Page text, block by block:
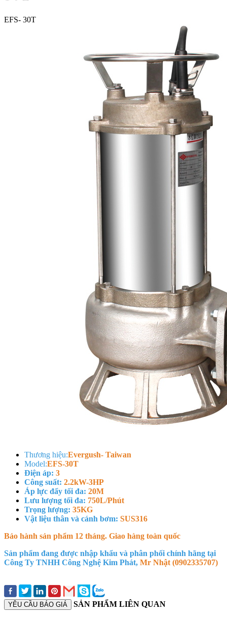
EFS- 30T
Thương hiệu:Evergush- Taiwan
Model:EFS-30T
Điện áp: 3
Công suất: 2.2kW-3HP
Áp lực đẩy tối đa: 20M
Lưu lượng tối đa: 750L/Phút
Trọng lượng: 35KG
Vật liệu thân và cánh bơm: SUS316
Bảo hành sản phẩm 12 tháng. Giao hàng toàn quốc
Sản phẩm đang được nhập khẩu và phân phối chính hãng tại
Công Ty TNHH Công Nghệ Kim Phát, Mr Nhật (0902335707)
YÊU CẦU BÁO GIÁ SẢN PHẨM LIÊN QUAN